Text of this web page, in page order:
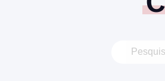
HOTELARIA
BUSINESS